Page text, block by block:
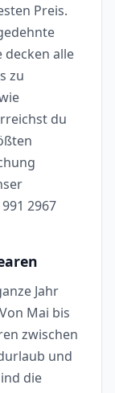
Preis.
decken alle
zu
du
2967
Jahr
Mai bis
zwischen
und
die